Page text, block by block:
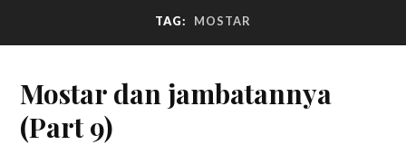
TAG: MOSTAR
Mostar dan jambatannya
(Part 9)